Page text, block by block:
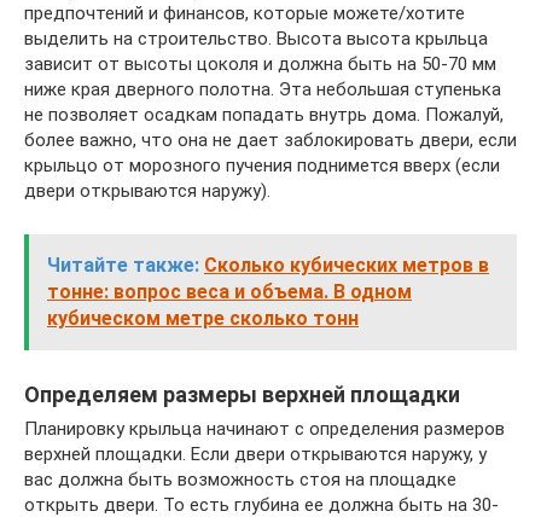
предпочтений и финансов, которые можете/хотите
выделить на строительство. Высота высота крыльца
зависит от высоты цоколя и должна быть на 50-70 мм
ниже края дверного полотна. Эта небольшая ступенька
не позволяет осадкам попадать внутрь дома. Пожалуй,
более важно, что она не дает заблокировать двери, если
крыльцо от морозного пучения поднимется вверх (если
двери открываются наружу).
Читайте также: Сколько кубических метров в
тонне: вопрос веса и объема. В одном
кубическом метре сколько тонн
Определяем размеры верхней площадки
Планировку крыльца начинают с определения размеров
верхней площадки. Если двери открываются наружу, у
вас должна быть возможность стоя на площадке
открыть двери. То есть глубина ее должна быть на 30-